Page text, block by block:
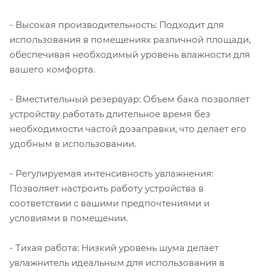
- Высокая производительность: Подходит для
использования в помещениях различной площади,
обеспечивая необходимый уровень влажности для
вашего комфорта.
- Вместительный резервуар: Объем бака позволяет
устройству работать длительное время без
необходимости частой дозаправки, что делает его
удобным в использовании.
- Регулируемая интенсивность увлажнения:
Позволяет настроить работу устройства в
соответствии с вашими предпочтениями и
условиями в помещении.
- Тихая работа: Низкий уровень шума делает
увлажнитель идеальным для использования в